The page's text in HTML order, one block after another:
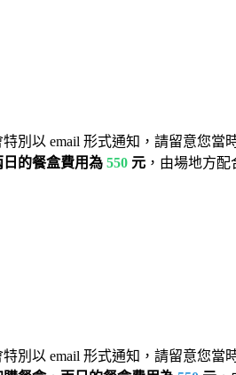
別以 email 形式通知，請留意您當
日的餐盒費用為 550 元 ，由場地方
別以 email 形式通知，請留意您當